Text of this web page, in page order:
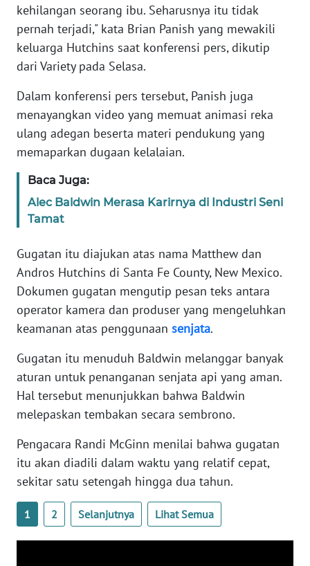
kehilangan seorang ibu. Seharusnya itu tidak
pernah terjadi," kata Brian Panish yang mewakili
keluarga Hutchins saat konferensi pers, dikutip
dari Variety pada Selasa.
Dalam konferensi pers tersebut, Panish juga
menayangkan video yang memuat animasi reka
ulang adegan beserta materi pendukung yang
memaparkan dugaan kelalaian.
Baca Juga:
Alec Baldwin Merasa Karirnya di Industri Seni
Tamat
Gugatan itu diajukan atas nama Matthew dan
Andros Hutchins di Santa Fe County, New Mexico.
Dokumen gugatan mengutip pesan teks antara
operator kamera dan produser yang mengeluhkan
keamanan atas penggunaan senjata.
Gugatan itu menuduh Baldwin melanggar banyak
aturan untuk penanganan senjata api yang aman.
Hal tersebut menunjukkan bahwa Baldwin
melepaskan tembakan secara sembrono.
Pengacara Randi McGinn menilai bahwa gugatan
itu akan diadili dalam waktu yang relatif cepat,
sekitar satu setengah hingga dua tahun.
1 2 Selanjutnya Lihat Semua
DISCLAIMER
Wahana
News
WN
JAKARTA
WN
WN
NTT
WN
KEPRI
WN
PAPUA
BARAT
WN